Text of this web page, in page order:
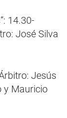
14.30-
José Silva
Jesús
y Mauricio